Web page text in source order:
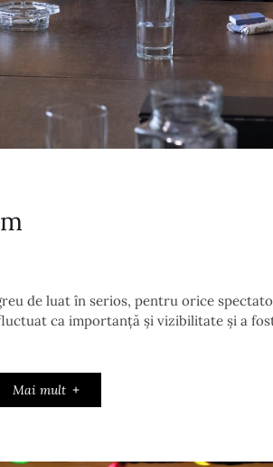
de luat în serios, pentru orice
ca importanță și vizibilitate și a
Mai mult